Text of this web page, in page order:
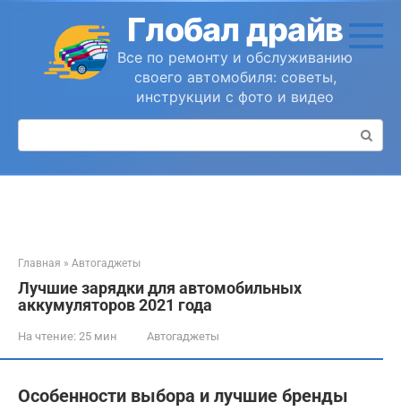
контенту
Глобал драйв
Все по ремонту и обслуживанию
своего автомобиля: советы,
инструкции с фото и видео
Поиск:
Главная » Автогаджеты
Лучшие зарядки для автомобильных
аккумуляторов 2021 года
На чтение: 25 мин Автогаджеты
Особенности выбора и лучшие бренды